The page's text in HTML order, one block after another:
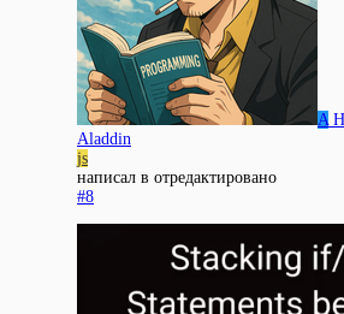
A
Aladdin
js
написал в отредактировано
#8